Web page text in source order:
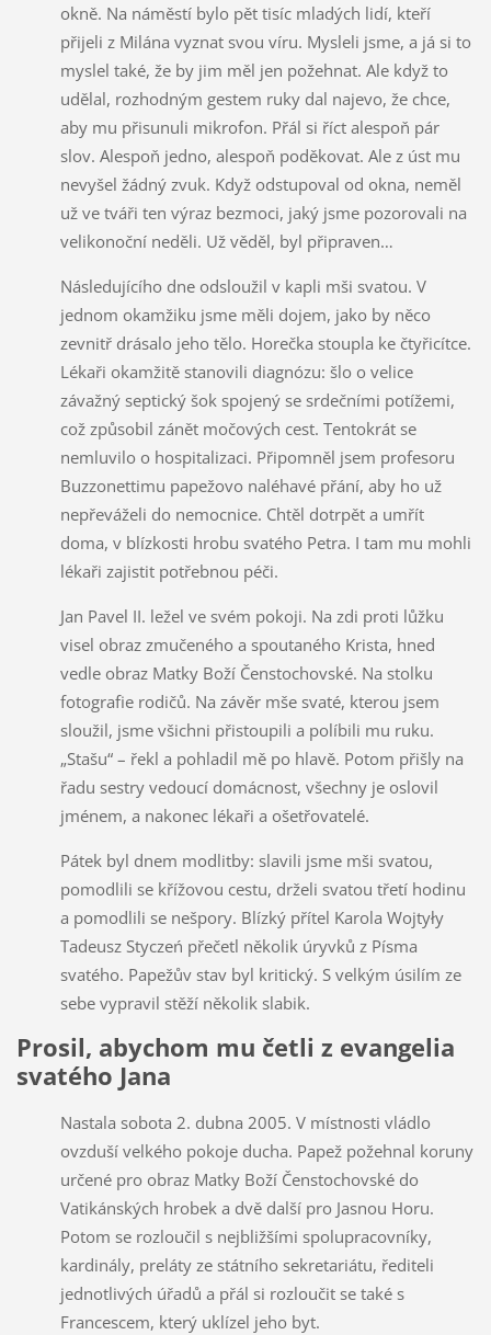
okně. Na náměstí bylo pět tisíc mladých lidí, kteří
přijeli z Milána vyznat svou víru. Mysleli jsme, a já si to
myslel také, že by jim měl jen požehnat. Ale když to
udělal, rozhodným gestem ruky dal najevo, že chce,
aby mu přisunuli mikrofon. Přál si říct alespoň pár
slov. Alespoň jedno, alespoň poděkovat. Ale z úst mu
nevyšel žádný zvuk. Když odstupoval od okna, neměl
už ve tváři ten výraz bezmoci, jaký jsme pozorovali na
velikonoční neděli. Už věděl, byl připraven…
Následujícího dne odsloužil v kapli mši svatou. V
jednom okamžiku jsme měli dojem, jako by něco
zevnitř drásalo jeho tělo. Horečka stoupla ke čtyřicítce.
Lékaři okamžitě stanovili diagnózu: šlo o velice
závažný septický šok spojený se srdečními potížemi,
což způsobil zánět močových cest. Tentokrát se
nemluvilo o hospitalizaci. Připomněl jsem profesoru
Buzzonettimu papežovo naléhavé přání, aby ho už
nepřeváželi do nemocnice. Chtěl dotrpět a umřít
doma, v blízkosti hrobu svatého Petra. I tam mu mohli
lékaři zajistit potřebnou péči.
Jan Pavel II. ležel ve svém pokoji. Na zdi proti lůžku
visel obraz zmučeného a spoutaného Krista, hned
vedle obraz Matky Boží Čenstochovské. Na stolku
fotografie rodičů. Na závěr mše svaté, kterou jsem
sloužil, jsme všichni přistoupili a políbili mu ruku.
„Stašu“ – řekl a pohladil mě po hlavě. Potom přišly na
řadu sestry vedoucí domácnost, všechny je oslovil
jménem, a nakonec lékaři a ošetřovatelé.
Pátek byl dnem modlitby: slavili jsme mši svatou,
pomodlili se křížovou cestu, drželi svatou třetí hodinu
a pomodlili se nešpory. Blízký přítel Karola Wojtyły
Tadeusz Styczeń přečetl několik úryvků z Písma
svatého. Papežův stav byl kritický. S velkým úsilím ze
sebe vypravil stěží několik slabik.
Prosil, abychom mu četli z evangelia
svatého Jana
Nastala sobota 2. dubna 2005. V místnosti vládlo
ovzduší velkého pokoje ducha. Papež požehnal koruny
určené pro obraz Matky Boží Čenstochovské do
Vatikánských hrobek a dvě další pro Jasnou Horu.
Potom se rozloučil s nejbližšími spolupracovníky,
kardinály, preláty ze státního sekretariátu, řediteli
jednotlivých úřadů a přál si rozloučit se také s
Francescem, který uklízel jeho byt.